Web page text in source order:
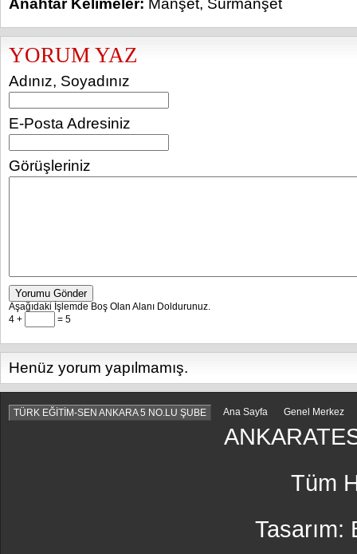
Anahtar Kelimeler: Manşet, Sürmanşet
YORUM YAZ
Adınız, Soyadınız
E-Posta Adresiniz
Görüşleriniz
Yorumu Gönder
Aşağıdaki İşlemde Boş Olan Alanı Doldurunuz.
4 +
= 5
Henüz yorum yapılmamış.
TÜRK EĞİTİM-SEN ANKARA 5 NO.LU ŞUBE Ana Sayfa Genel Merkez
Tüm
Tasarım: